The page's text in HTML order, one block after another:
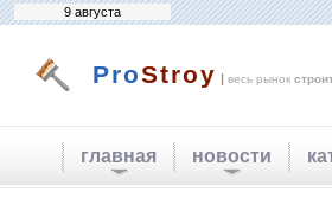
9 августа
ProStroy | весь рынок
главная новости